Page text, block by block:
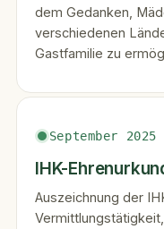
dem Gedanken,
verschiedenen
Gastfamilie zu
September 2025
IHK-
Auszeichnung der